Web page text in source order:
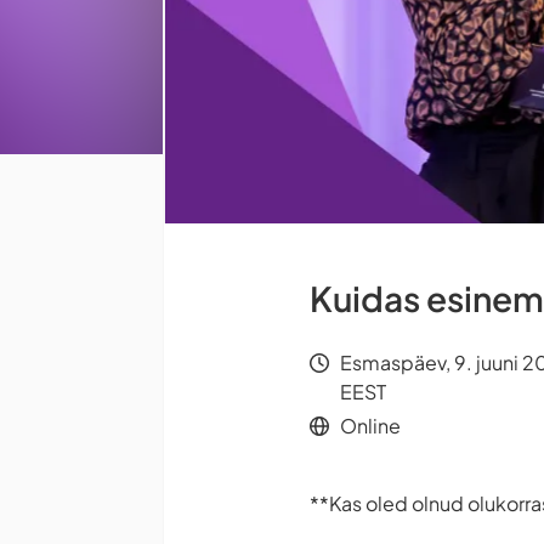
Kuidas
Esmaspäev, 9. juuni
EEST
Online
**Kas oled olnud